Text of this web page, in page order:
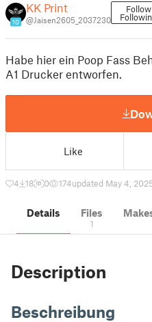
10
KK Print
@Jaisen2605_2037230
Follow
Habe hier ein Poop Fass
A1 Drucker entworfen.
Like
4 18 0 174updated May 4,
Details Files
1
Description
Beschreibung